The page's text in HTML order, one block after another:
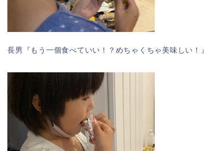
長男『もう一個食べていい！？めちゃくちゃ美味しい！』